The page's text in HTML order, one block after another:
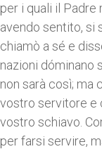
per i quali il Padre
avendo sentito, si
chiamò a sé e
nazioni dóminano
non sarà così; ma
vostro servitore e
vostro schiavo.
per farsi servire,